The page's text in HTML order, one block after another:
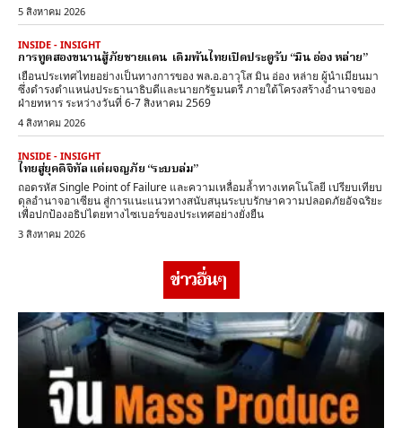
5 สิงหาคม 2026
INSIDE - INSIGHT
การทูตสองขนานสู้ภัยชายแดน เดิมพันไทยเปิดประตูรับ “มิน อ่อง หล่าย”
เยือนประเทศไทยอย่างเป็นทางการของ พล.อ.อาวุโส มิน อ่อง หล่าย ผู้นำเมียนมา
ซึ่งดำรงตำแหน่งประธานาธิบดีและนายกรัฐมนตรี ภายใต้โครงสร้างอำนาจของ
ฝ่ายทหาร ระหว่างวันที่ 6-7 สิงหาคม 2569
4 สิงหาคม 2026
INSIDE - INSIGHT
ไทยสู่ยุคดิจิทัล แต่ผจญภัย “ระบบล่ม”
ถอดรหัส Single Point of Failure และความเหลื่อมล้ำทางเทคโนโลยี เปรียบเทียบ
ดุลอำนาจอาเซียน สู่การแนะแนวทางสนับสนุนระบบรักษาความปลอดภัยอัจฉริยะ
เพื่อปกป้องอธิปไตยทางไซเบอร์ของประเทศอย่างยั่งยืน
3 สิงหาคม 2026
ข่าวอื่นๆ